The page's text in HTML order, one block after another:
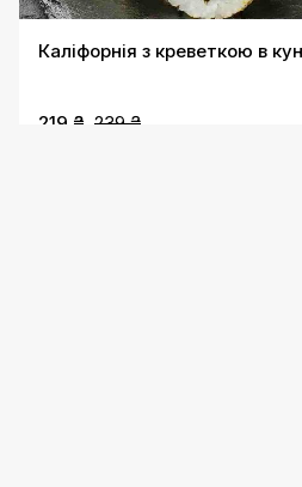
Каліфорнія з креветкою в
219 ₴ 239 ₴